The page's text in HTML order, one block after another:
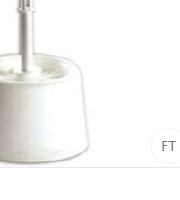
FT